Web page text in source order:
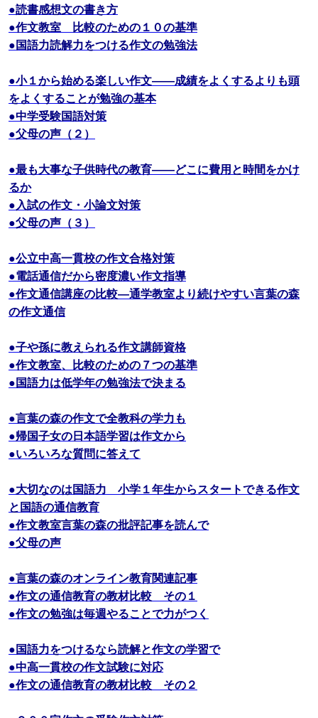
●読書感想文の書き方
●作文教室 比較のための１０の基準
●国語力読解力をつける作文の勉強法
●小１から始める楽しい作文――成績をよくするよりも頭
をよくすることが勉強の基本
●中学受験国語対策
●父母の声（２）
●最も大事な子供時代の教育――どこに費用と時間をかけ
るか
●入試の作文・小論文対策
●父母の声（３）
●公立中高一貫校の作文合格対策
●電話通信だから密度濃い作文指導
●作文通信講座の比較―通学教室より続けやすい言葉の森
の作文通信
●子や孫に教えられる作文講師資格
●作文教室、比較のための７つの基準
●国語力は低学年の勉強法で決まる
●言葉の森の作文で全教科の学力も
●帰国子女の日本語学習は作文から
●いろいろな質問に答えて
●大切なのは国語力 小学１年生からスタートできる作文
と国語の通信教育
●作文教室言葉の森の批評記事を読んで
●父母の声
●言葉の森のオンライン教育関連記事
●作文の通信教育の教材比較 その１
●作文の勉強は毎週やることで力がつく
●国語力をつけるなら読解と作文の学習で
●中高一貫校の作文試験に対応
●作文の通信教育の教材比較 その２